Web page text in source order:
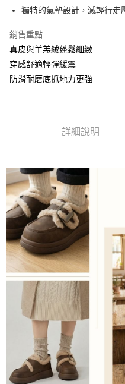
悠遊付
Google Pay
ATM付款
付款後7-11取貨
每筆NT$100，滿NT$2,000(含
宅配滿2000免運
每筆NT$100，滿NT$2,000(含
付款後門市自取
免運費
獨特的氣墊設計，減輕行走
銷售重點
真皮與羊羔絨蓬鬆細緻
穿感舒適輕彈緩震
防滑耐磨底抓地力更強
詳細說明